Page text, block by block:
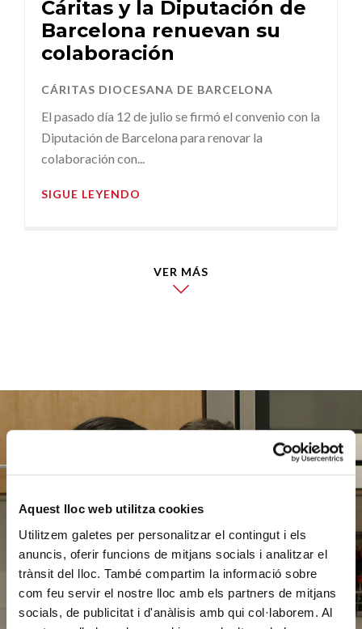
Aquest lloc web utilitza cookies
Utilitzem galetes per personalitzar el contingut i els
anuncis, oferir funcions de mitjans socials i analitzar el
trànsit del lloc. També compartim la informació sobre
com feu servir el nostre lloc amb els partners de mitjans
socials, de publicitat i d'anàlisis amb qui col·laborem. Al
Cáritas y la Diputación de
Barcelona renuevan su
colaboración
CÁRITAS DIOCESANA DE BARCELONA
El pasado día 12 de julio se firmó el convenio con la
Diputación de Barcelona para renovar la
colaboración con...
SIGUE LEYENDO
VER MÁS
Ayúdanos
a ayudar
HAZ UN DONATIVO